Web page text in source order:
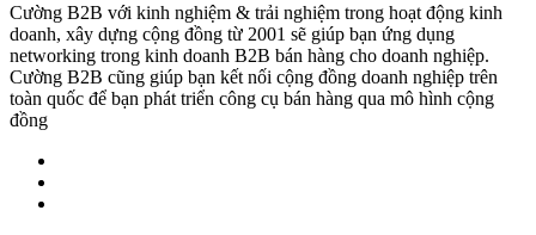
Cường B2B với kinh nghiệm & trải nghiệm trong hoạt động kinh
doanh, xây dựng cộng đồng từ 2001 sẽ giúp bạn ứng dụng
networking trong kinh doanh B2B bán hàng cho doanh nghiệp.
Cường B2B cũng giúp bạn kết nối cộng đồng doanh nghiệp trên
toàn quốc để bạn phát triển công cụ bán hàng qua mô hình cộng
đồng